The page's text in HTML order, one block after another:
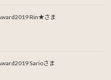
Rin★さま
Sarioさま